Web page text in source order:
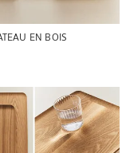
EN BOIS